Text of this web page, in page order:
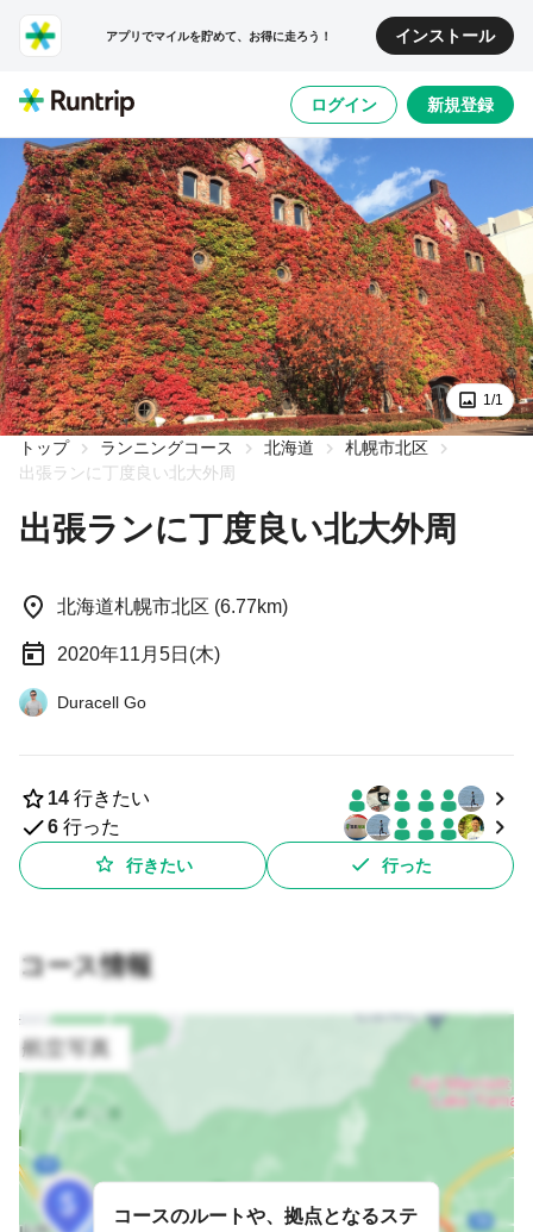
アプリでマイルを貯めて、お得に走ろう！ インストール
ログイン 新規登録
1/1
トップ ランニングコース 北海道
札幌市北区
出張ランに丁度良い北大外周
出張ランに丁度良い北大外周
北海道札幌市北区 (6.77km)
2020年11月5日(木)
Duracell Go
14 行きたい
6 行った
行きたい 行った
コース情報
コースのルートや、拠点となるステ